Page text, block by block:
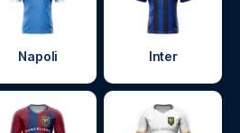
Napoli Inter